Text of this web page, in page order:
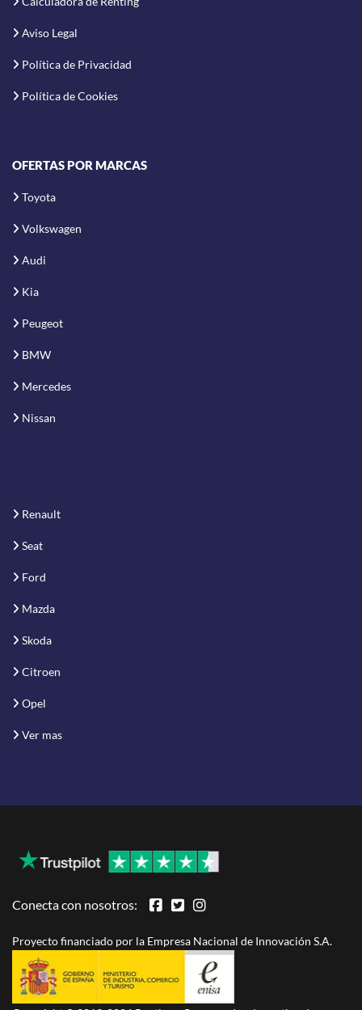
Aviso Legal
Política de Privacidad
Política de Cookies
OFERTAS POR MARCAS
Toyota
Volkswagen
Audi
Kia
Peugeot
BMW
Mercedes
Nissan
Renault
Seat
Ford
Mazda
Skoda
Citroen
Opel
Ver mas
Conecta con nosotros:
Proyecto financiado por la Empresa Nacional de Innovación S.A.